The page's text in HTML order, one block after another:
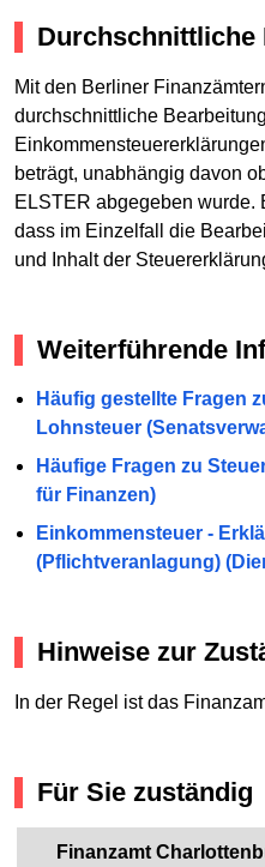
Durchschnittliche
Mit den Berliner
durchschnittliche
beträgt, unabhängig davon
ELSTER abgegeben wurde.
dass im Einzelfall die
und Inhalt der
Weiterführende
Häufig gestellte Fragen
Lohnsteuer
Häufige Fragen zu
für Finanzen)
Einkommensteuer -
(Pflichtveranlagung)
Hinweise zur
In der Regel ist das
Für Sie zuständig
Finanzamt